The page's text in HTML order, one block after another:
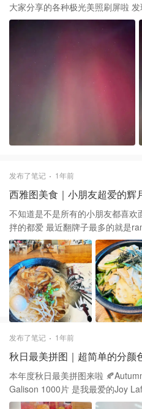
大家分享的各种极光美照刷屏啦
算肉眼看着很薄弱 但打开相机长
发布了笔记 1年前
西雅图美食｜小朋友超爱的辉
不知道是不是所有的小朋友都喜
拌的都爱 最近翻牌子最多的就是
& Izakaya 在大西雅图地区好几家 最重要的是 Costco 有她家八折的
礼卡 连小费都可以刷礼卡感觉实惠了不少👍 🍝 拉面
底 一定要点最少盐量啊，不然会
欢炸鸡和沙拉🥗 日式芝麻酱拌的
略微多了点，偏甜 不那么推荐～
发布了笔记 1年前
秋日最美拼图｜超简单的分颜
本年度秋日最美拼图来啦 🍂Autumn at
Galison 1000片 是我最爱的Joy
在表达生活的过程中 添加了一份浪漫和温馨💕 这